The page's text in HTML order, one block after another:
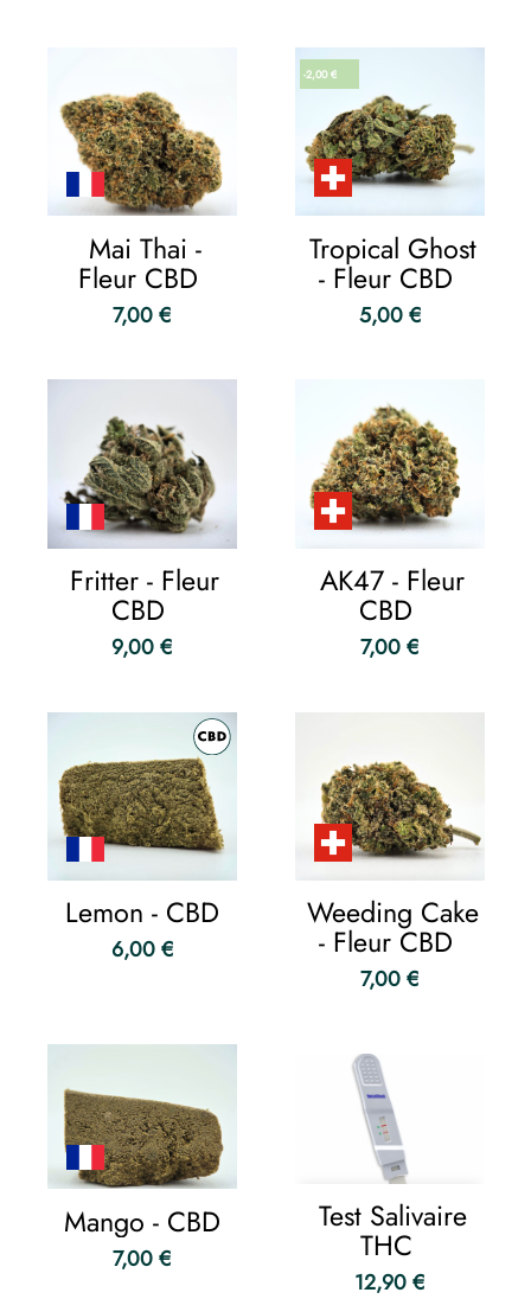
Mai Thai -
Fleur CBD
7,00 €
Tropical Ghost
- Fleur CBD
5,00 €
-2,00 €
Fritter - Fleur
CBD
9,00 €
AK47 - Fleur
CBD
7,00 €
Lemon - CBD
6,00 €
Weeding Cake
- Fleur CBD
7,00 €
Mango - CBD
7,00 €
Test Salivaire
THC
12,90 €